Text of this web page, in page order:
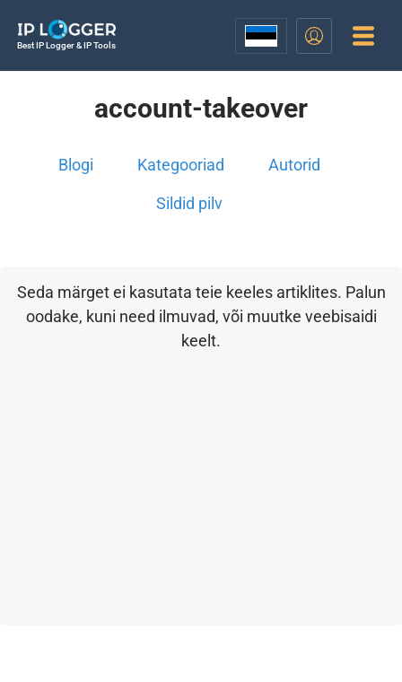
Best IP Logger & IP Tools
account-takeover
Blogi Kategooriad Autorid
Sildid pilv